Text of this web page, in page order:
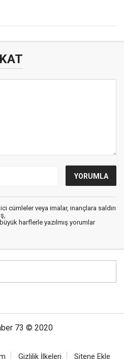
cümleler veya imalar, inançlara saldırı
harflerle yazılmış yorumlar
73 © 2020
Gizlilik İlkeleri Sitene Ekle